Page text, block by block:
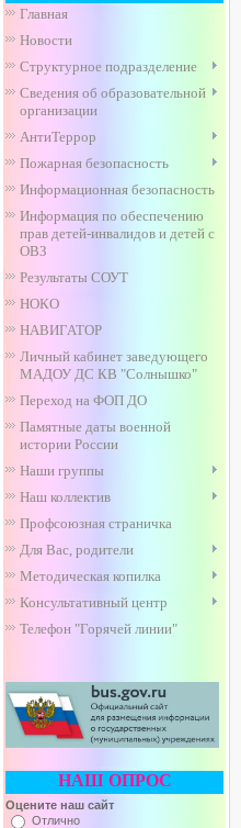
Главная
Новости
Структурное подразделение
Сведения об образовательной
организации
АнтиТеррор
Пожарная безопасность
Информационная безопасность
Информация по обеспечению
прав детей-инвалидов и детей с
ОВЗ
Результаты СОУТ
НОКО
НАВИГАТОР
Личный кабинет заведующего
МАДОУ ДС КВ "Солнышко"
Переход на ФОП ДО
Памятные даты военной
истории России
Наши группы
Наш коллектив
Профсоюзная страничка
Для Вас, родители
Методическая копилка
Консультативный центр
Телефон "Горячей линии"
НАШ ОПРОС
Оцените наш сайт
Отлично